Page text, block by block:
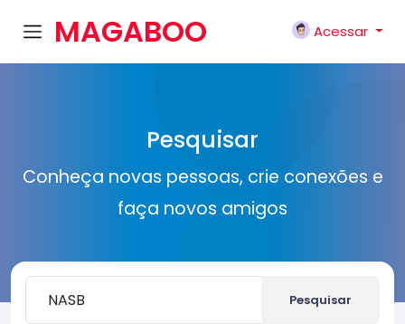
MAGABOO
Acessar
Pesquisar
Conheça novas pessoas, crie conexões e
faça novos amigos
Pesquisar